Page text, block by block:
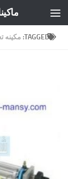
TAGGED: مكينه